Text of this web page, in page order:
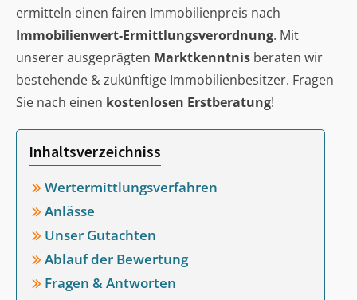
ermitteln einen fairen Immobilienpreis nach
Immobilienwert-Ermittlungsverordnung. Mit
unserer ausgeprägten Marktkenntnis beraten wir
bestehende & zukünftige Immobilienbesitzer. Fragen
Sie nach einen kostenlosen Erstberatung!
Inhaltsverzeichniss
Wertermittlungsverfahren
Anlässe
Unser Gutachten
Ablauf der Bewertung
Fragen & Antworten